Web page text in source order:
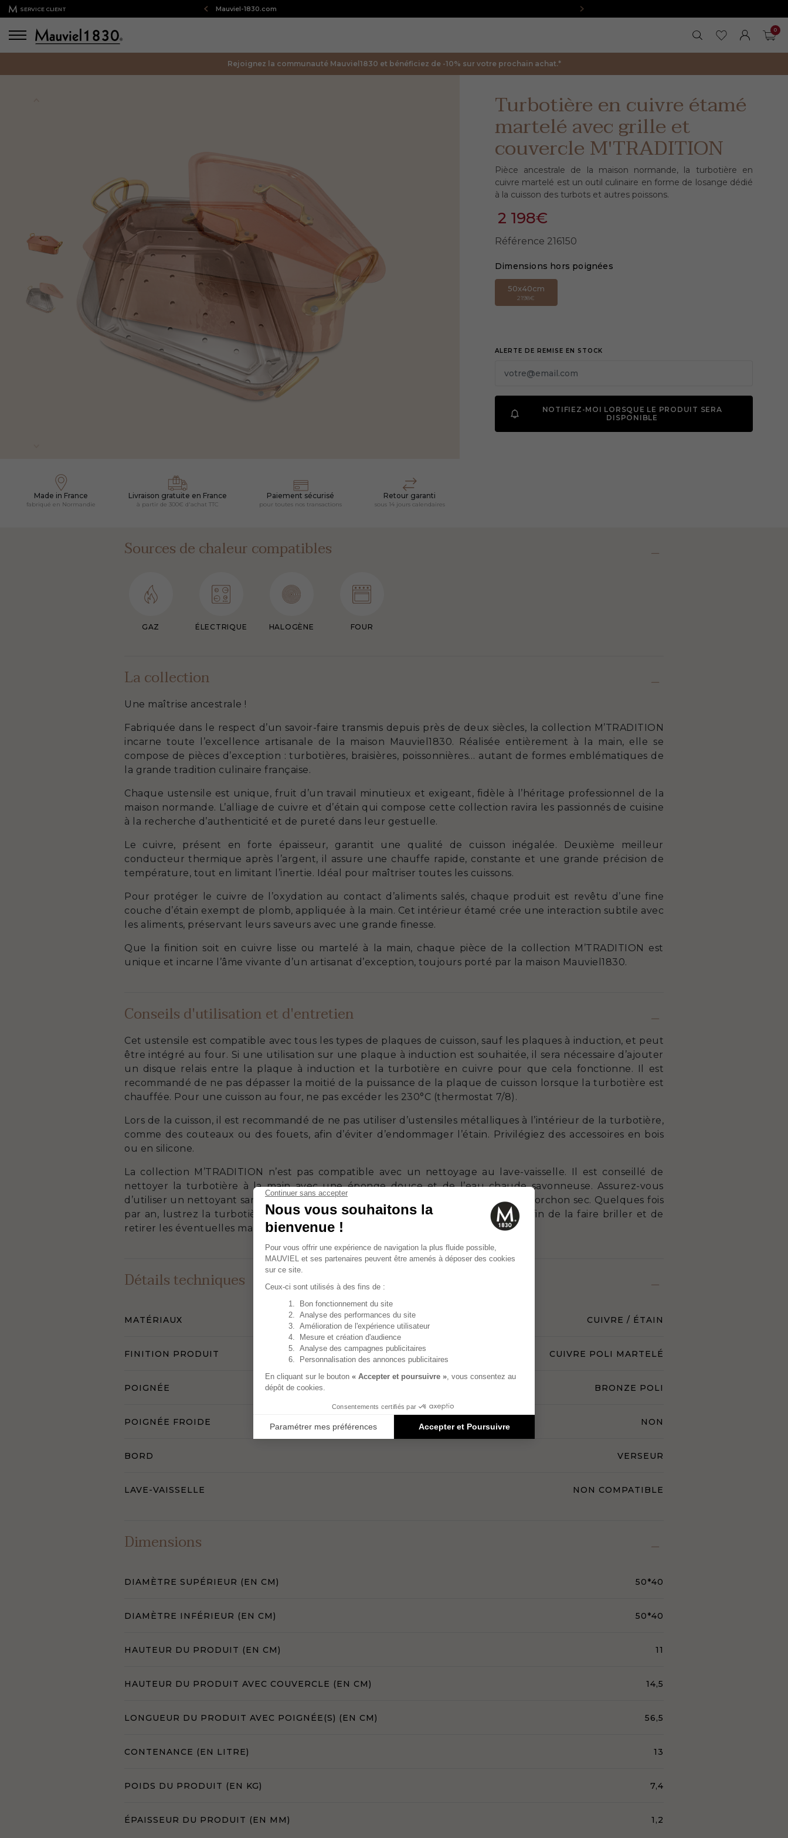
SERVICE CLIENT Bienvenue sur notre boutique en ligne : Mauviel-1830.com
FERMER LA
RECHERCHER
MES FAVORIS
MON
0
Rejoignez la communauté Mauviel1830 et bénéficiez de -10% sur votre prochain achat.*
Made in France
fabriqué en Normandie
Livraison gratuite en France
à partir de 300€ d'achat TTC
Paiement sécurisé
pour toutes nos transactions
Retour garanti
sous 14 jours calendaires
Turbotière en cuivre étamé
martelé avec grille et
couvercle M'TRADITION
Pièce ancestrale de la maison normande, la turbotière en
cuivre martelé est un outil culinaire en forme de losange dédié
à la cuisson des turbots et autres poissons.
2 198€
Référence 216150
Dimensions hors poignées
50x40cm
2 198€
ALERTE DE REMISE EN STOCK
NOTIFIEZ-MOI LORSQUE LE PRODUIT SERA
DISPONIBLE
Sources de chaleur compatibles
GAZ ÉLECTRIQUE HALOGÈNE FOUR
La collection
Une maîtrise ancestrale !
Fabriquée dans le respect d’un savoir-faire transmis depuis près de deux siècles, la collection M’TRADITION
incarne toute l’excellence artisanale de la maison Mauviel1830. Réalisée entièrement à la main, elle se
compose de pièces d’exception : turbotières, braisières, poissonnières… autant de formes emblématiques de
la grande tradition culinaire française.
Chaque ustensile est unique, fruit d’un travail minutieux et exigeant, fidèle à l’héritage professionnel de la
maison normande. L’alliage de cuivre et d’étain qui compose cette collection ravira les passionnés de cuisine
à la recherche d’authenticité et de pureté dans leur gestuelle.
Le cuivre, présent en forte épaisseur, garantit une qualité de cuisson inégalée. Deuxième meilleur
conducteur thermique après l’argent, il assure une chauffe rapide, constante et une grande précision de
température, tout en limitant l’inertie. Idéal pour maîtriser toutes les cuissons.
Pour protéger le cuivre de l’oxydation au contact d’aliments salés, chaque produit est revêtu d’une fine
couche d’étain exempt de plomb, appliquée à la main. Cet intérieur étamé crée une interaction subtile avec
les aliments, préservant leurs saveurs avec une grande finesse.
Que la finition soit en cuivre lisse ou martelé à la main, chaque pièce de la collection M’TRADITION est
unique et incarne l’âme vivante d’un artisanat d’exception, toujours porté par la maison Mauviel1830.
Conseils d'utilisation et d'entretien
Cet ustensile est compatible avec tous les types de plaques de cuisson, sauf les plaques à induction, et peut
être intégré au four. Si une utilisation sur une plaque à induction est souhaitée, il sera nécessaire d’ajouter
un disque relais entre la plaque à induction et la turbotière en cuivre pour que cela fonctionne. Il est
recommandé de ne pas dépasser la moitié de la puissance de la plaque de cuisson lorsque la turbotière est
chauffée. Pour une cuisson au four, ne pas excéder les 230°C (thermostat 7/8).
Lors de la cuisson, il est recommandé de ne pas utiliser d’ustensiles métalliques à l’intérieur de la turbotière,
comme des couteaux ou des fouets, afin d’éviter d’endommager l’étain. Privilégiez des accessoires en bois
ou en silicone.
La collection M’TRADITION n’est pas compatible avec un nettoyage au lave-vaisselle. Il est conseillé de
nettoyer la turbotière à la main avec une éponge douce et de l’eau chaude savonneuse. Assurez-vous
d’utiliser un nettoyant sans javel. Rincez-la à l’eau chaude et essuyez-la avec un torchon sec. Quelques fois
par an, lustrez la turbotière en cuivre avec notre pâte d’entretien Copperbrill afin de la faire briller et de
retirer les éventuelles marques d’oxydation. Rangez-la à l’abri de l’humidité.
Détails techniques
MATÉRIAUX CUIVRE / ÉTAIN
FINITION PRODUIT CUIVRE POLI MARTELÉ
POIGNÉE BRONZE POLI
POIGNÉE FROIDE NON
BORD VERSEUR
LAVE-VAISSELLE NON COMPATIBLE
Dimensions
DIAMÈTRE SUPÉRIEUR (EN CM) 50*40
DIAMÈTRE INFÉRIEUR (EN CM) 50*40
HAUTEUR DU PRODUIT (EN CM) 11
HAUTEUR DU PRODUIT AVEC COUVERCLE (EN CM) 14,5
LONGUEUR DU PRODUIT AVEC POIGNÉE(S) (EN CM) 56,5
CONTENANCE (EN LITRE) 13
POIDS DU PRODUIT (EN KG) 7,4
ÉPAISSEUR DU PRODUIT (EN MM) 1,2